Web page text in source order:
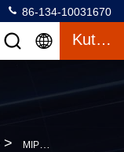
86-134-10031670
Kutipan
> MIPI Interface Micro OLED Microdisplay Dengan Scalene Hexagon Color Pixel Arrangement Dan Resolusi 1920×1080